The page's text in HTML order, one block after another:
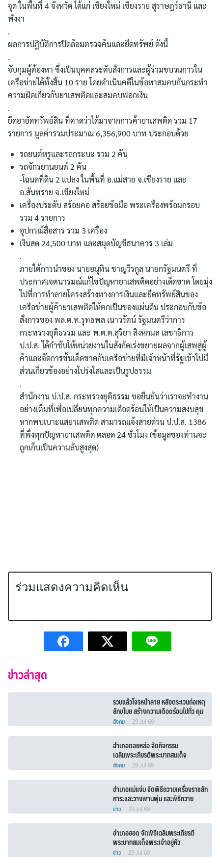
Search
for:
จุด ในพื้นที่ 4 จังหวัด ได้แก่ เชียงใหม่ เชียงราย สุราษฎร์ธานี และ
พังงา
.
ผลการปฏิบัติการปิดล้อมตรวจค้นและยึดทรัพย์ ดังนี้
.
จับกุมผู้ต้องหา ซึ่งเป็นบุคคลระดับสั่งการและผู้ร่วมขบวนการใน
เครือข่ายได้ทั้งสิ้น 10 ราย โดยดำเนินคดีในข้อหาสมคบกันกระทำ
ความผิดเกี่ยวกับยาเสพติดและสมคบฟอกเงิน
.
ยึดอายัดทรัพย์สิน ที่คาดว่าได้มาจากการค้ายาเสพติด รวม 17
รายการ มูลค่ารวมประมาณ 6,356,900 บาท ประกอบด้วย
รถยนต์หรูและรถกระบะ รวม 2 คัน
รถจักรยานยนต์ 2 คัน
-โฉนดที่ดิน 2 แปลง ในพื้นที่ อ.แม่สาย จ.เชียงราย และ
อ.สันทราย จ.เชียงใหม่
เครื่องประดับ สร้อยคอ สร้อยข้อมือ พระเครื่องพร้อมกรอบ
รวม 4 รายการ
อุปกรณ์สื่อสาร รวม 3 เครื่อง
เงินสด 24,500 บาท และสมุดบัญชีธนาคาร 3 เล่ม
.
ภายใต้การนำของ นายอนุทิน ชาญวีรกูล นายกรัฐมนตรี ที่
ประกาศเจตนารมณ์แก้ไขปัญหายาเสพติดอย่างเด็ดขาด โดยมุ่ง
ไปที่การทำลายโครงสร้างทางการเงินและยึดทรัพย์สินของ
เครือข่ายผู้ค้ายาเสพติดให้ตกเป็นของแผ่นดิน ประกอบกับข้อ
สั่งการของ พล.ต.ท.รุทธพล เนาวรัตน์ รัฐมนตรีว่าการ
กระทรวงยุติธรรม และ พ.ต.ต.สุริยา สิงหกมล เลขาธิการ
ป.ป.ส. ได้กำชับให้หน่วยงานในสังกัดเร่งขยายผลจากผู้เสพสู่ผู้
ค้าและจัดการขั้นเด็ดขาดกับเครือข่ายที่มีเจ้าหน้าที่รัฐเข้าไปมี
ส่วนเกี่ยวข้องอย่างโปร่งใสและเป็นรูปธรรม
.
สำนักงาน ป.ป.ส. กระทรวงยุติธรรม ขอยืนยันว่าเราจะทำงาน
อย่างเต็มที่เพื่อเปลี่ยนทุกความเดือดร้อนให้เป็นความสงบสุข
หากพบเบาะแสยาเสพติด สามารถแจ้งสายด่วน ป.ป.ส. 1386
ที่พึ่งทุกปัญหายาเสพติด ตลอด 24 ชั่วโมง (ข้อมูลของท่านจะ
ถูกเก็บเป็นความลับสูงสุด)
ร่วมแสดงความคิดเห็น
ข่าวล่าสุด
รวบแล้วโจรหน้าลาย หลังตระเวนก่อเหตุ
ลักขโมย สร้างความเดือดร้อนไปทั่ว คุม
ตัวดำเนินคดี สร้างความอุ่นใจให้
ประชาชน
สังคม 29 Jul 69
อำเภอดอยหล่อ จัดกิจกรรม
เฉลิมพระเกียรติพระบาทสมเด็จ
พระเจ้าอยู่หัว
สังคม 29 Jul 69
อำเภอแม่แจ่ม จัดพิธีถวายเครื่องราชสัก
การะและวางพานพุ่ม และพิธีถวาย
พระพรชัยมงคล
ข่าว 29 Jul 69
อำเภอฮอด จัดพิธีเฉลิมพระเกียรติ
พระบาทสมเด็จพระเจ้าอยู่หัว
ข่าว 29 Jul 69